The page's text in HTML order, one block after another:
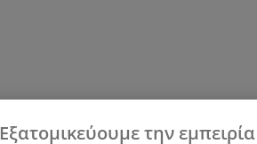
Εξατομικεύουμε την